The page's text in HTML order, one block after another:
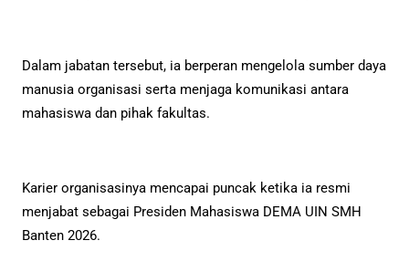
Dalam jabatan tersebut, ia berperan mengelola sumber daya
manusia organisasi serta menjaga komunikasi antara
mahasiswa dan pihak fakultas.
Karier organisasinya mencapai puncak ketika ia resmi
menjabat sebagai Presiden Mahasiswa DEMA UIN SMH
Banten 2026.